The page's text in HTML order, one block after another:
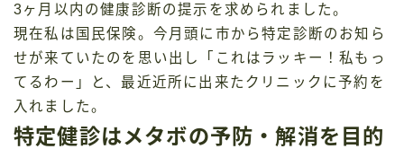
3ヶ月以内の健康診断の提示を求められました。
現在私は国民保険。今月頭に市から特定診断のお知ら
せが来ていたのを思い出し「これはラッキー！私もっ
てるわー」と、最近近所に出来たクリニックに予約を
入れました。
特定健診はメタボの予防・解消を目的